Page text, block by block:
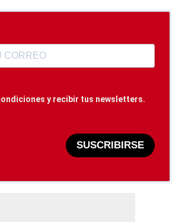
y recibir tus newsletters.
SUSCRIBIRSE